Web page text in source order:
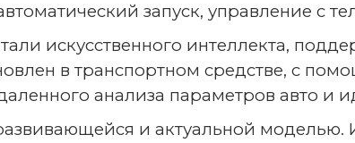
запуск, управление с
искусственного интеллекта,
в транспортном средстве, с
анализа параметров авто и
и актуальной моделью.